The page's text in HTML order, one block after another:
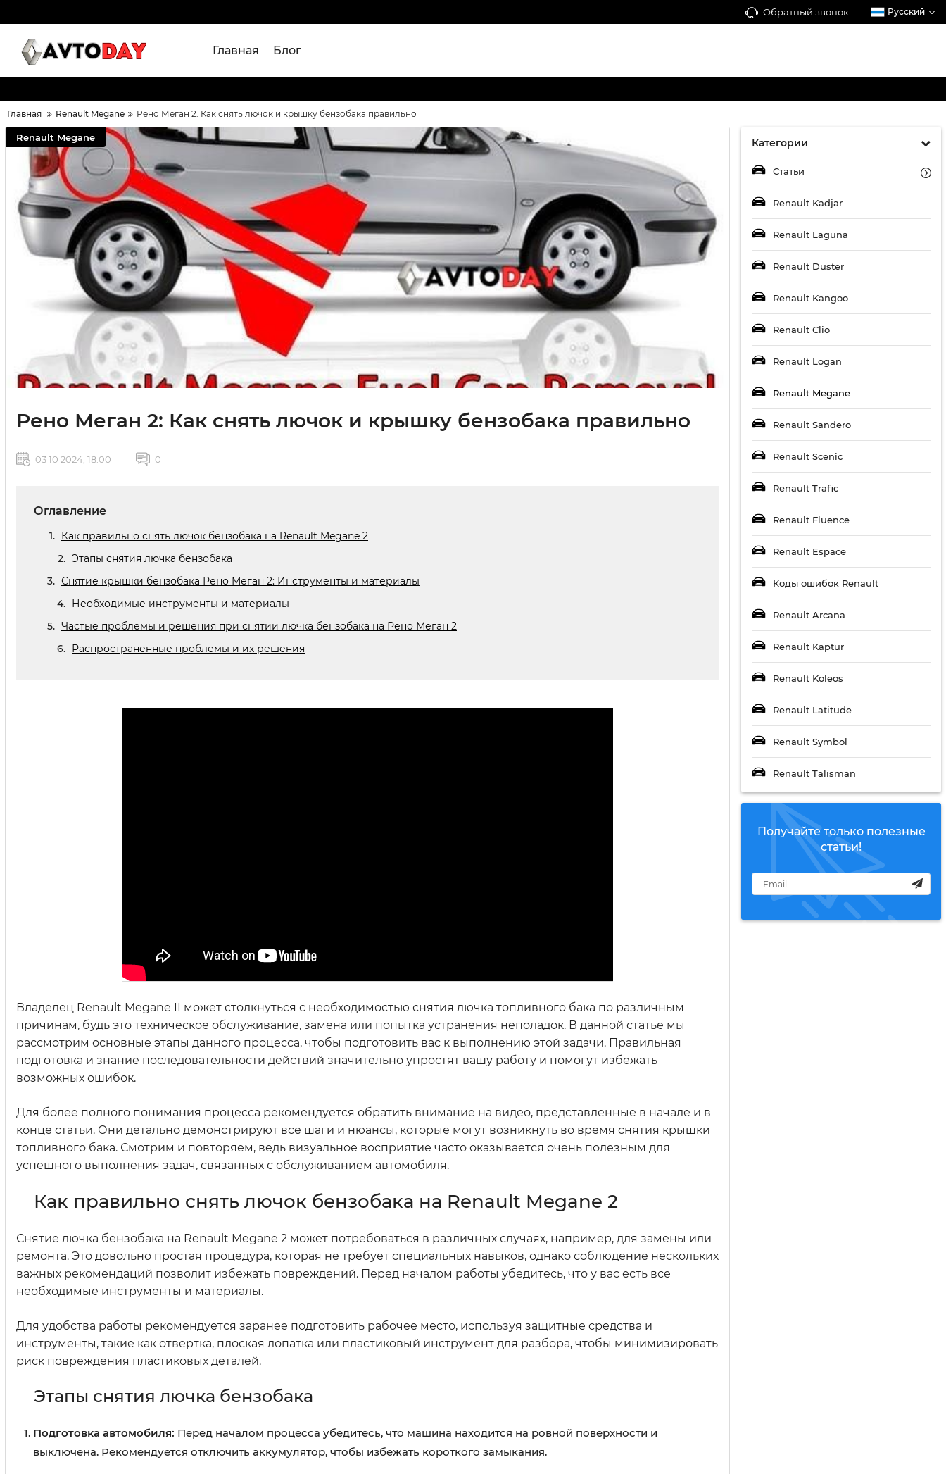
Обратный звонок Русский
Главная Блог
Главная Renault Megane Рено Меган 2: Как снять лючок и крышку бензобака правильно
Категории
Статьи
Renault Kadjar
Renault Laguna
Renault Duster
Renault Kangoo
Renault Clio
Renault Logan
Renault Megane
Renault Sandero
Renault Scenic
Renault Trafic
Renault Fluence
Renault Espace
Коды ошибок Renault
Renault Arcana
Renault Kaptur
Renault Koleos
Renault Latitude
Renault Symbol
Renault Talisman
Получайте только полезные
статьи!
Renault Megane
Рено Меган 2: Как снять лючок и крышку бензобака правильно
03 10 2024, 18:00 0
Оглавление
Как правильно снять лючок бензобака на Renault Megane 2
Этапы снятия лючка бензобака
Снятие крышки бензобака Рено Меган 2: Инструменты и материалы
Необходимые инструменты и материалы
Частые проблемы и решения при снятии лючка бензобака на Рено Меган 2
Распространенные проблемы и их решения
Владелец Renault Megane II может столкнуться с необходимостью снятия лючка топливного бака по различным
причинам, будь это техническое обслуживание, замена или попытка устранения неполадок. В данной статье мы
рассмотрим основные этапы данного процесса, чтобы подготовить вас к выполнению этой задачи. Правильная
подготовка и знание последовательности действий значительно упростят вашу работу и помогут избежать
возможных ошибок.
Для более полного понимания процесса рекомендуется обратить внимание на видео, представленные в начале и в
конце статьи. Они детально демонстрируют все шаги и нюансы, которые могут возникнуть во время снятия крышки
топливного бака. Смотрим и повторяем, ведь визуальное восприятие часто оказывается очень полезным для
успешного выполнения задач, связанных с обслуживанием автомобиля.
Как правильно снять лючок бензобака на Renault Megane 2
Снятие лючка бензобака на Renault Megane 2 может потребоваться в различных случаях, например, для замены или
ремонта. Это довольно простая процедура, которая не требует специальных навыков, однако соблюдение нескольких
важных рекомендаций позволит избежать повреждений. Перед началом работы убедитесь, что у вас есть все
необходимые инструменты и материалы.
Для удобства работы рекомендуется заранее подготовить рабочее место, используя защитные средства и
инструменты, такие как отвертка, плоская лопатка или пластиковый инструмент для разбора, чтобы минимизировать
риск повреждения пластиковых деталей.
Этапы снятия лючка бензобака
Подготовка автомобиля: Перед началом процесса убедитесь, что машина находится на ровной поверхности и
выключена. Рекомендуется отключить аккумулятор, чтобы избежать короткого замыкания.